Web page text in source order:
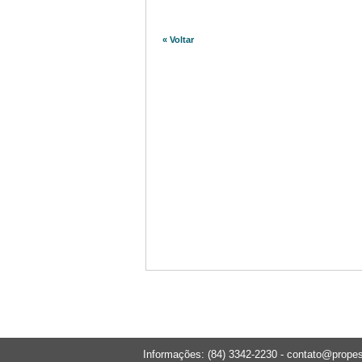
« Voltar
Informações: (84) 3342-2230 -